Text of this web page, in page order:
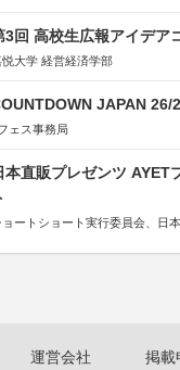
“よい仕事おこし”フェア」
西文化学術研究都市推進機
京難病団体連絡協議会
3回 高校生広報アイデア
悦大学 経営経済学部
JAPAN 26/
ェス事務局
本直販プレゼンツ AYET
ョートショート実行委員会、日
運営会社 掲載